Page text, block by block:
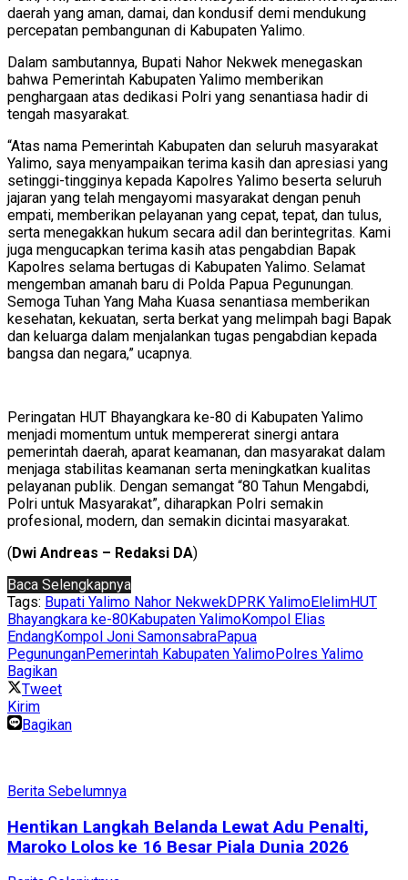
daerah yang aman, damai, dan kondusif demi mendukung
percepatan pembangunan di Kabupaten Yalimo.
Dalam sambutannya, Bupati Nahor Nekwek menegaskan
bahwa Pemerintah Kabupaten Yalimo memberikan
penghargaan atas dedikasi Polri yang senantiasa hadir di
tengah masyarakat.
“Atas nama Pemerintah Kabupaten dan seluruh masyarakat
Yalimo, saya menyampaikan terima kasih dan apresiasi yang
setinggi-tingginya kepada Kapolres Yalimo beserta seluruh
jajaran yang telah mengayomi masyarakat dengan penuh
empati, memberikan pelayanan yang cepat, tepat, dan tulus,
serta menegakkan hukum secara adil dan berintegritas. Kami
juga mengucapkan terima kasih atas pengabdian Bapak
Kapolres selama bertugas di Kabupaten Yalimo. Selamat
mengemban amanah baru di Polda Papua Pegunungan.
Semoga Tuhan Yang Maha Kuasa senantiasa memberikan
kesehatan, kekuatan, serta berkat yang melimpah bagi Bapak
dan keluarga dalam menjalankan tugas pengabdian kepada
bangsa dan negara,” ucapnya.
Peringatan HUT Bhayangkara ke-80 di Kabupaten Yalimo
menjadi momentum untuk mempererat sinergi antara
pemerintah daerah, aparat keamanan, dan masyarakat dalam
menjaga stabilitas keamanan serta meningkatkan kualitas
pelayanan publik. Dengan semangat “80 Tahun Mengabdi,
Polri untuk Masyarakat”, diharapkan Polri semakin
profesional, modern, dan semakin dicintai masyarakat.
(Dwi Andreas – Redaksi DA)
Baca Selengkapnya
Tags: Bupati Yalimo Nahor NekwekDPRK YalimoElelimHUT
Bhayangkara ke-80Kabupaten YalimoKompol Elias
EndangKompol Joni SamonsabraPapua
PegununganPemerintah Kabupaten YalimoPolres Yalimo
Bagikan
Tweet
Kirim
Bagikan
Berita Sebelumnya
Hentikan Langkah Belanda Lewat Adu Penalti,
Maroko Lolos ke 16 Besar Piala Dunia 2026